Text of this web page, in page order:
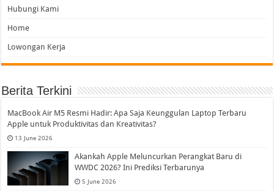
Hubungi Kami
Home
Lowongan Kerja
Berita Terkini
MacBook Air M5 Resmi Hadir: Apa Saja Keunggulan Laptop Terbaru
Apple untuk Produktivitas dan Kreativitas?
13 June 2026
Akankah Apple Meluncurkan Perangkat Baru di
WWDC 2026? Ini Prediksi Terbarunya
5 June 2026